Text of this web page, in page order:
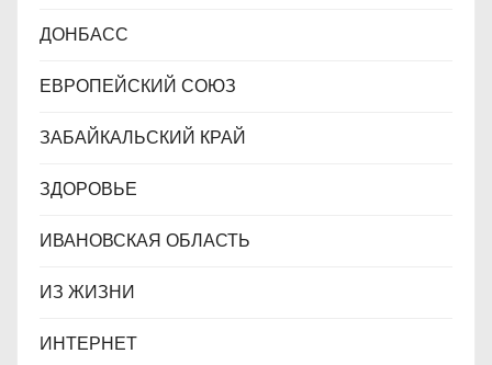
ДОНБАСС
ЕВРОПЕЙСКИЙ СОЮЗ
ЗАБАЙКАЛЬСКИЙ КРАЙ
ЗДОРОВЬЕ
ИВАНОВСКАЯ ОБЛАСТЬ
ИЗ ЖИЗНИ
ИНТЕРНЕТ